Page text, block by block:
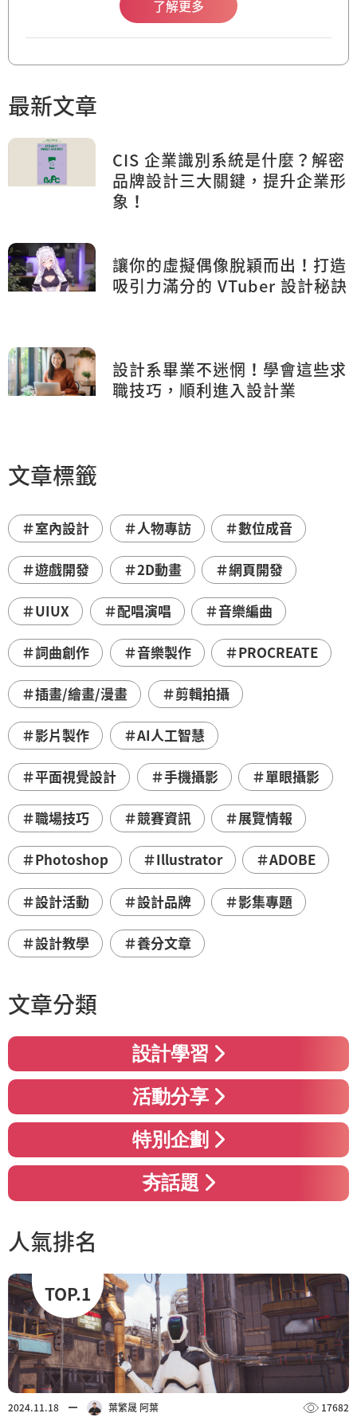
了解更多
最新文章
CIS 企業識別系統是什麼？解密
品牌設計三大關鍵，提升企業形
象！
讓你的虛擬偶像脫穎而出！打造
吸引力滿分的 VTuber 設計秘訣
設計系畢業不迷惘！學會這些求
職技巧，順利進入設計業
文章標籤
＃室內設計 ＃人物專訪 ＃數位成音
＃遊戲開發 ＃2D動畫 ＃網頁開發
＃UIUX ＃配唱演唱 ＃音樂編曲
＃詞曲創作 ＃音樂製作 ＃PROCREATE
＃插畫/繪畫/漫畫 ＃剪輯拍攝
＃影片製作 ＃AI人工智慧
＃平面視覺設計 ＃手機攝影 ＃單眼攝影
＃職場技巧 ＃競賽資訊 ＃展覽情報
＃Photoshop ＃Illustrator ＃ADOBE
＃設計活動 ＃設計品牌 ＃影集專題
＃設計教學 ＃養分文章
文章分類
設計學習
活動分享
特別企劃
夯話題
人氣排名
TOP.1
2024.11.18 葉繁晟 阿葉 17682